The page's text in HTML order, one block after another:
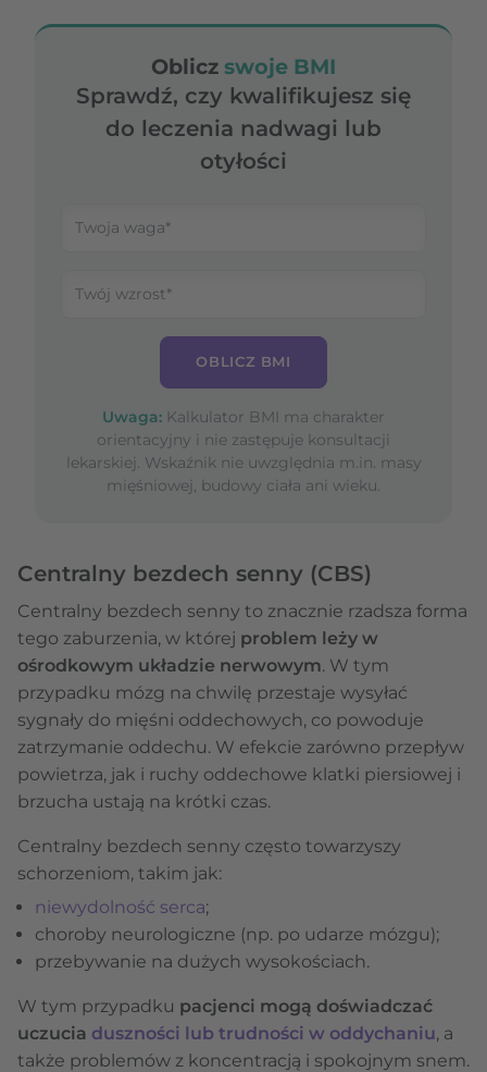
Oblicz swoje BMI
Sprawdź, czy kwalifikujesz się
do leczenia nadwagi lub
otyłości
OBLICZ BMI
Uwaga: Kalkulator BMI ma charakter
orientacyjny i nie zastępuje konsultacji
lekarskiej. Wskaźnik nie uwzględnia m.in. masy
mięśniowej, budowy ciała ani wieku.
Centralny bezdech senny (CBS)
Centralny bezdech senny to znacznie rzadsza forma
tego zaburzenia, w której problem leży w
ośrodkowym układzie nerwowym. W tym
przypadku mózg na chwilę przestaje wysyłać
sygnały do mięśni oddechowych, co powoduje
zatrzymanie oddechu. W efekcie zarówno przepływ
powietrza, jak i ruchy oddechowe klatki piersiowej i
brzucha ustają na krótki czas.
Centralny bezdech senny często towarzyszy
schorzeniom, takim jak:
niewydolność serca;
choroby neurologiczne (np. po udarze mózgu);
przebywanie na dużych wysokościach.
W tym przypadku pacjenci mogą doświadczać
uczucia duszności lub trudności w oddychaniu, a
także problemów z koncentracją i spokojnym snem.